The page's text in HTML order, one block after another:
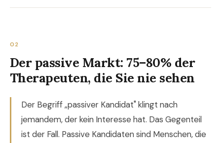
02
Der passive Markt: 75–80% der
Therapeuten, die Sie nie sehen
Der Begriff „passiver Kandidat" klingt nach
jemandem, der kein Interesse hat. Das Gegenteil
ist der Fall. Passive Kandidaten sind Menschen, die